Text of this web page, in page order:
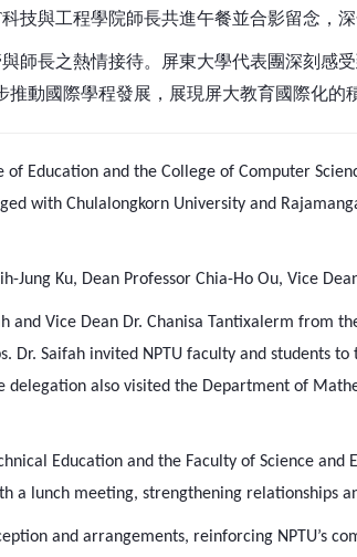
技與工程學院師長共進午餐並合影留念，
師長之熱情接待。屏東大學代表團深刻感
動國際學程發展，展現屏大教育國際化的
Education and the College of Computer
with Chulalongkorn University and
Jung Ku, Dean Professor Chia-Ho Ou, Vice
and Vice Dean Dr. Chanisa Tantixalerm from
Saifah invited NPTU faculty and students
delegation also visited the Department of
Education and the Faculty of Science
a lunch meeting, strengthening relationships
and arrangements, reinforcing NPTU’s